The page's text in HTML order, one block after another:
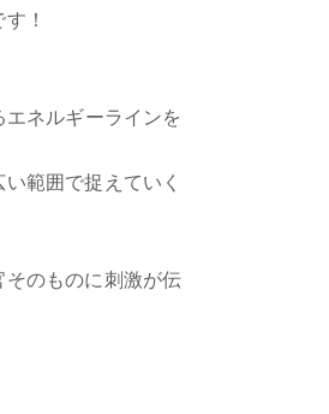
！
ネルギーラインを
範囲で捉えていく
のものに刺激が伝